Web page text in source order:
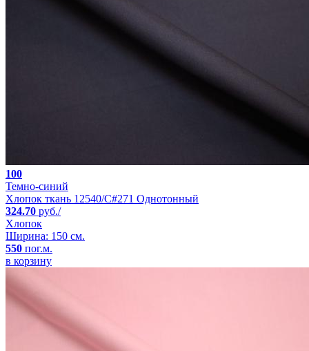
100
Темно-синий
Хлопок ткань 12540/C#271 Однотонный
324.70 руб./
Хлопок
Ширина: 150 см.
550 пог.м.
в корзину